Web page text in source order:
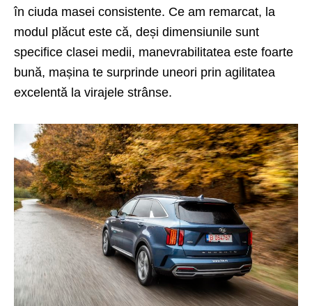
în ciuda masei consistente. Ce am remarcat, la
modul plăcut este că, deși dimensiunile sunt
specifice clasei medii, manevrabilitatea este foarte
bună, mașina te surprinde uneori prin agilitatea
excelentă la virajele strânse.